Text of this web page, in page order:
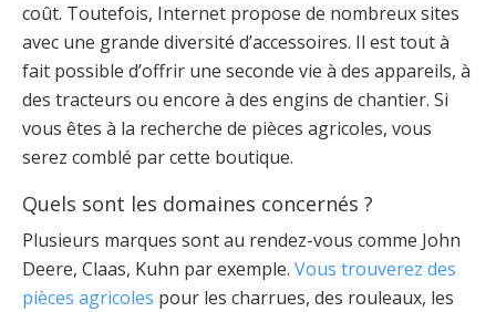
coût. Toutefois, Internet propose de nombreux sites
avec une grande diversité d’accessoires. Il est tout à
fait possible d’offrir une seconde vie à des appareils, à
des tracteurs ou encore à des engins de chantier. Si
vous êtes à la recherche de pièces agricoles, vous
serez comblé par cette boutique.
Quels sont les domaines concernés ?
Plusieurs marques sont au rendez-vous comme John
Deere, Claas, Kuhn par exemple. Vous trouverez des
pièces agricoles pour les charrues, des rouleaux, les